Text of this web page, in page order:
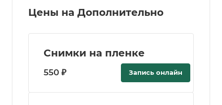
Цены на Дополнительно
Снимки на пленке
550 ₽ Запись онлайн